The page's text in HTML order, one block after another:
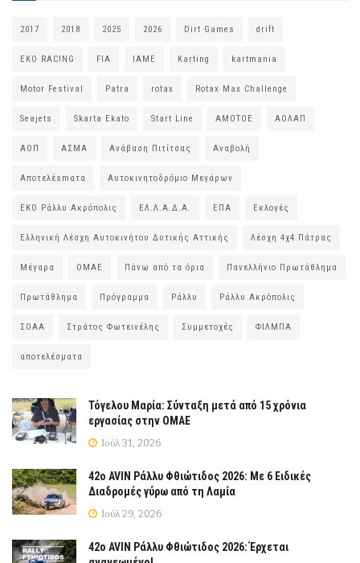
2017 2018 2025 2026 Dirt Games drift
EKO RACING FIA IAME Karting kartmania
Motor Festival Patra rotax Rotax Max Challenge
Seajets Skarta Ekato Start Line ΑΜΟΤΟΕ ΑΟΛΑΠ
ΑΟΠ ΑΣΜΑ Ανάβαση Πιτίτσας Αναβολή
Αποτελέsmατα Αυτοκινητοδρόμιο Μεγάρων
ΕΚΟ Ράλλυ Ακρόπολις ΕΛ.Λ.Α.Δ.Α. ΕΠΑ Εκλογές
Ελληνική Λέσχη Αυτοκινήτου Δυτικής Αττικής Λέσχη 4χ4 Πάτρας
Μέγαρα ΟΜΑΕ Πάνω από τα όρια Πανελλήνιο Πρωτάθλημα
Πρωτάθλημα Πρόγραμμα Ράλλυ Ράλλυ Ακρόπολις
ΣΟΑΑ Στράτος Φωτεινέλης Συμμετοχές ΦΙΛΜΠΑ
αποτελέσματα
Τόγελου Μαρία: Σύνταξη μετά από 15 χρόνια
εργασίας στην ΟΜΑΕ
Ιούλ 31, 2026
42ο AVIN Ράλλυ Φθιώτιδος 2026: Με 6 Ειδικές
Διαδρομές γύρω από τη Λαμία
Ιούλ 29, 2026
42ο AVIN Ράλλυ Φθιώτιδος 2026: Έρχεται